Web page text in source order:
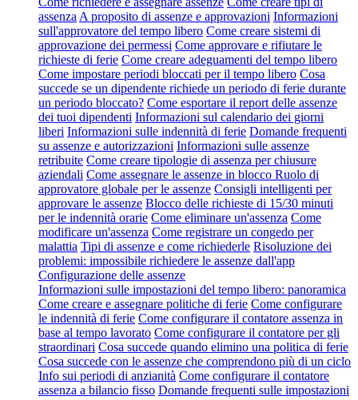
assenza A proposito di assenze e approvazioni Informazioni
sull'approvatore del tempo libero Come creare sistemi di
approvazione dei permessi Come approvare e rifiutare le
richieste di ferie Come creare adeguamenti del tempo libero
Come impostare periodi bloccati per il tempo libero Cosa
succede se un dipendente richiede un periodo di ferie durante
un periodo bloccato? Come esportare il report delle assenze
dei tuoi dipendenti Informazioni sul calendario dei giorni
liberi Informazioni sulle indennità di ferie Domande frequenti
su assenze e autorizzazioni Informazioni sulle assenze
retribuite Come creare tipologie di assenza per chiusure
aziendali Come assegnare le assenze in blocco Ruolo di
approvatore globale per le assenze Consigli intelligenti per
approvare le assenze Blocco delle richieste di 15/30 minuti
per le indennità orarie Come eliminare un'assenza Come
modificare un'assenza Come registrare un congedo per
malattia Tipi di assenze e come richiederle Risoluzione dei
problemi: impossibile richiedere le assenze dall'app
Configurazione delle assenze
Informazioni sulle impostazioni del tempo libero: panoramica
Come creare e assegnare politiche di ferie Come configurare
le indennità di ferie Come configurare il contatore assenza in
base al tempo lavorato Come configurare il contatore per gli
straordinari Cosa succede quando elimino una politica di ferie
Cosa succede con le assenze che comprendono più di un ciclo
Info sui periodi di anzianità Come configurare il contatore
assenza a bilancio fisso Domande frequenti sulle impostazioni